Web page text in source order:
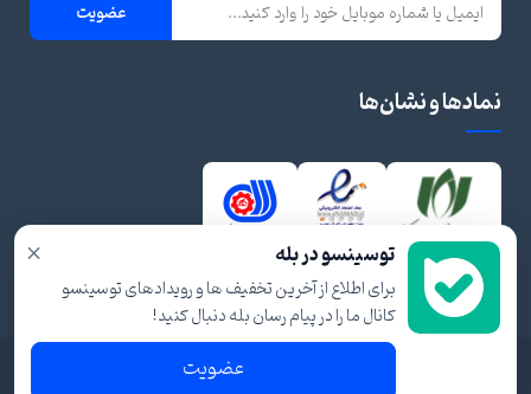
عضویت
نمادها و نشان‌ها
× توسینسو در بله
برای اطلاع از آخرین تخفیف ها و رویدادهای توسینسو
کانال ما را در پیام رسان بله دنبال کنید!
عضویت